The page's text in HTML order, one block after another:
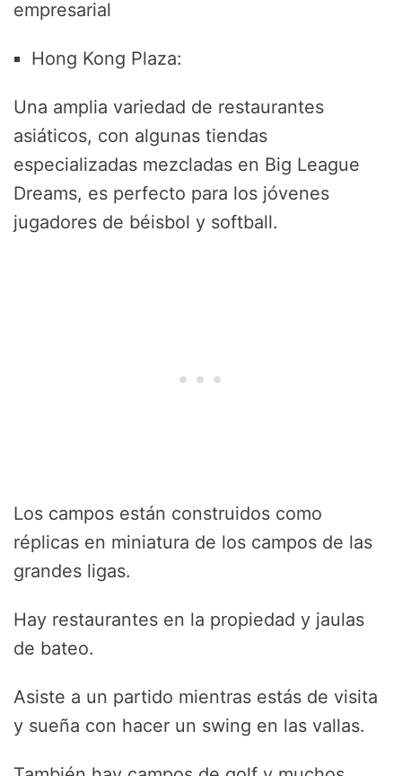
empresarial
Hong Kong Plaza:
Una amplia variedad de restaurantes
asiáticos, con algunas tiendas
especializadas mezcladas en Big League
Dreams, es perfecto para los jóvenes
jugadores de béisbol y softball.
Los campos están construidos como
réplicas en miniatura de los campos de las
grandes ligas.
Hay restaurantes en la propiedad y jaulas
de bateo.
Asiste a un partido mientras estás de visita
y sueña con hacer un swing en las vallas.